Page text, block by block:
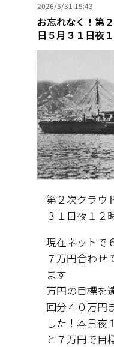
2026/5/31 15:43
お忘れなく！第
日５月３１日夜
第２次クラウ
３１日夜１２
現在ネットで
７万円合わせ
ます ソナ
万円の目標を
回分４０万円
した！本日夜
と７万円で目